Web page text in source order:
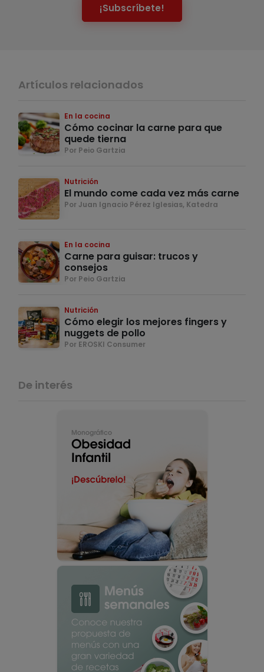
¡Subscríbete!
Artículos relacionados
En la cocina
Cómo cocinar la carne para que
quede tierna
Por Peio Gartzia
Nutrición
El mundo come cada vez más carne
Por Juan Ignacio Pérez Iglesias, Katedra
En la cocina
Carne para guisar: trucos y
consejos
Por Peio Gartzia
Nutrición
Cómo elegir los mejores fingers y
nuggets de pollo
Por EROSKI Consumer
De interés